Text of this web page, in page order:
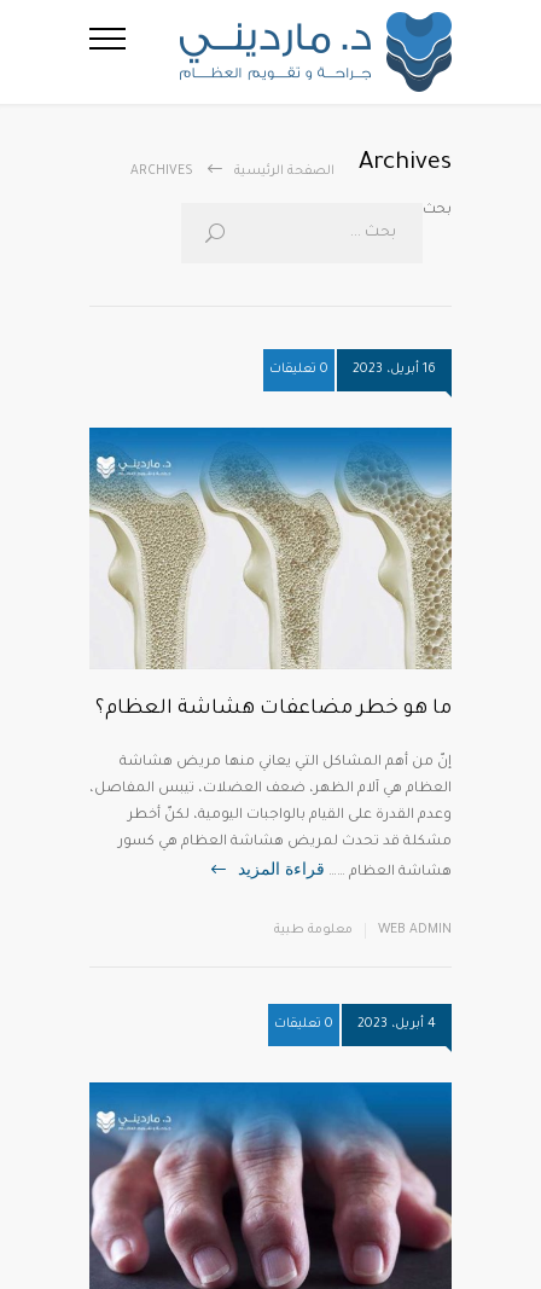
Archives الصفحة الرئيسية ARCHIVES
بحث
16 أبريل، 2023 0 تعليقات
ما هو خطر مضاعفات هشاشة العظام؟
إنّ من أهم المشاكل التي يعاني منها مريض هشاشة
العظام هي آلام الظهر، ضعف العضلات، تيبس المفاصل،
وعدم القدرة على القيام بالواجبات اليومية، لكنّ أخطر
مشكلة قد تحدث لمريض هشاشة العظام هي كسور
هشاشة العظام …… قراءة المزيد
WEB ADMIN معلومة طبية
4 أبريل، 2023 0 تعليقات